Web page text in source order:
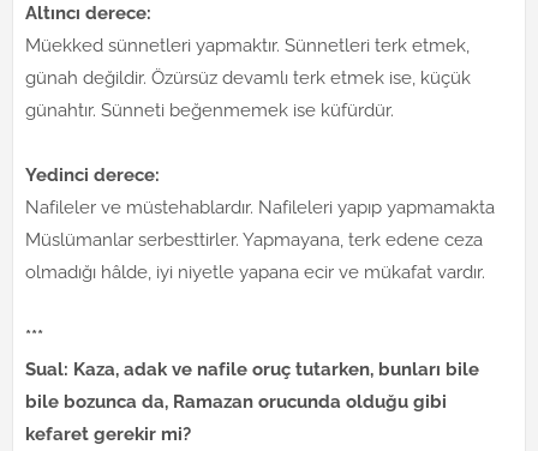
Altıncı derece:
Müekked sünnetleri yapmaktır. Sünnetleri terk etmek,
günah değildir. Özürsüz devamlı terk etmek ise, küçük
günahtır. Sünneti beğenmemek ise küfürdür.
Yedinci derece:
Nafileler ve müstehablardır. Nafileleri yapıp yapmamakta
Müslümanlar serbesttirler. Yapmayana, terk edene ceza
olmadığı hâlde, iyi niyetle yapana ecir ve mükafat vardır.
***
Sual: Kaza, adak ve nafile oruç tutarken, bunları bile
bile bozunca da, Ramazan orucunda olduğu gibi
kefaret gerekir mi?